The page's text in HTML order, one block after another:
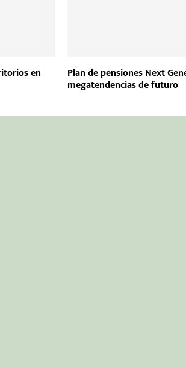
en Plan de pensiones Next
megatendencias de futuro